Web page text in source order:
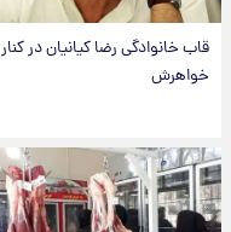
قاب خانوادگی رضا کیانیان در کنار
خواهرش